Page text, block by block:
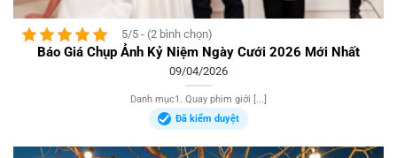
5/5 - (2 bình chọn)
Báo Giá Chụp Ảnh Kỷ Niệm Ngày Cưới 2026 Mới Nhất
09/04/2026
Danh mục1. Quay phim giới [...]
Đã kiểm duyệt